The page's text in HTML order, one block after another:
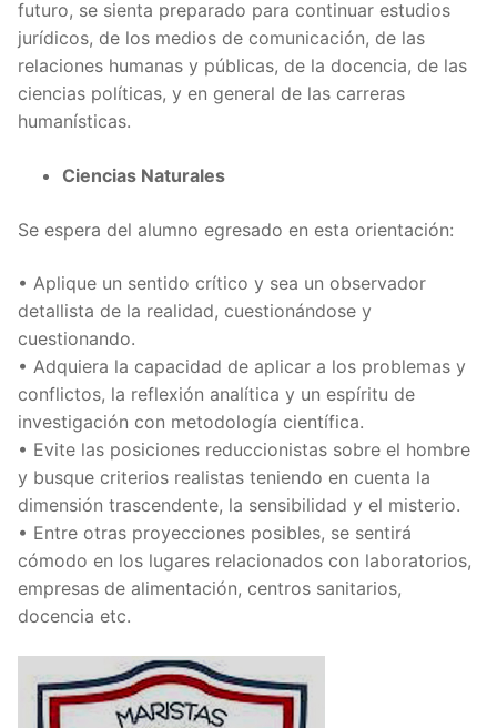
futuro, se sienta preparado para continuar estudios
jurídicos, de los medios de comunicación, de las
relaciones humanas y públicas, de la docencia, de las
ciencias políticas, y en general de las carreras
humanísticas.
Ciencias Naturales
Se espera del alumno egresado en esta orientación:
• Aplique un sentido crítico y sea un observador
detallista de la realidad, cuestionándose y
cuestionando.
• Adquiera la capacidad de aplicar a los problemas y
conflictos, la reflexión analítica y un espíritu de
investigación con metodología científica.
• Evite las posiciones reduccionistas sobre el hombre
y busque criterios realistas teniendo en cuenta la
dimensión trascendente, la sensibilidad y el misterio.
• Entre otras proyecciones posibles, se sentirá
cómodo en los lugares relacionados con laboratorios,
empresas de alimentación, centros sanitarios,
docencia etc.